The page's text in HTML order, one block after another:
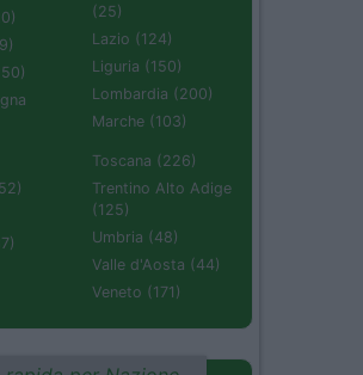
(25)
Lazio (124)
Liguria (150)
Lombardia (200)
Marche (103)
Toscana (226)
Trentino Alto Adige
(125)
Umbria (48)
Valle d'Aosta (44)
Veneto (171)